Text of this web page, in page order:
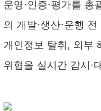
운영·인증·평가를
의 개발·생산·운행
개인정보 탈취, 외부
위협을 실시간 감시·